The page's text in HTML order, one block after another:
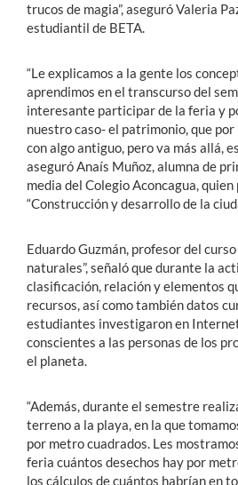
trucos de magia”, aseguró Valeria
estudiantil de BETA.
“Le explicamos a la gente los
aprendimos en el transcurso del
interesante participar de la feria y
nuestro caso- el patrimonio, que
con algo antiguo, pero va más allá,
aseguró Anaís Muñoz, alumna de
media del Colegio Aconcagua,
“Construcción y desarrollo de la
Eduardo Guzmán, profesor del
naturales”, señaló que durante la
clasificación, relación y elementos
recursos, así como también datos
estudiantes investigaron en
conscientes a las personas de los
el planeta.
“Además, durante el semestre
terreno a la playa, en la que
por metro cuadrados. Les
feria cuántos desechos hay por
los cálculos de cuántos habrían en